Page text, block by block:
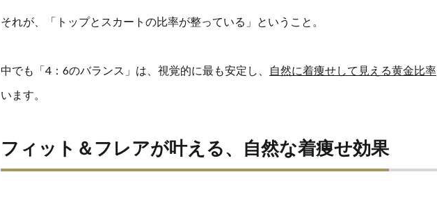
それが、「トップとスカートの比率が整っている」ということ。
中でも「4：6のバランス」は、視覚的に最も安定し、 自然に着痩せして見える黄金比率
います。
フィット＆フレアが叶える、自然な着痩せ効果